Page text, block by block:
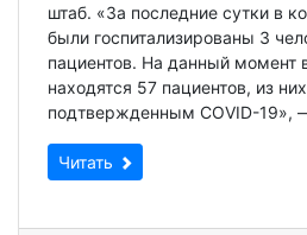
штаб. «За последние сутки в
были госпитализированы 3
пациентов. На данный момент
находятся 57 пациентов, из
подтвержденным COVID-19»,
Читать